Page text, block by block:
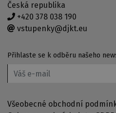
Česká republika
+420 378 038 190
vstupenky@djkt.eu
Přihlaste se k odběru našeho
Všeobecné obchodní